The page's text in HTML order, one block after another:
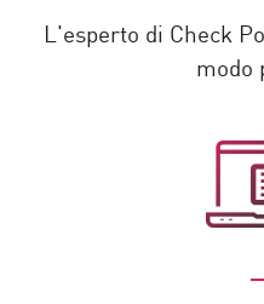
L'esperto di Check
modo